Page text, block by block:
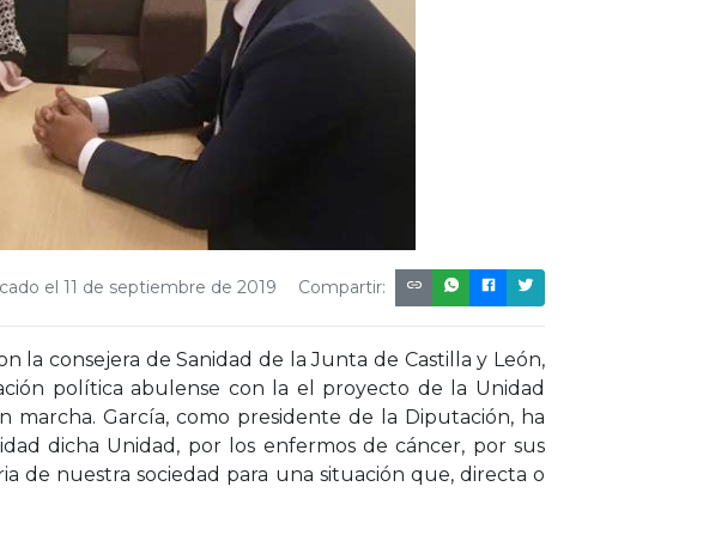
Compartir:
el 11 de septiembre de 2019
la consejera de Sanidad de la Junta de Castilla y León,
política abulense con la el proyecto de la Unidad
marcha. García, como presidente de la Diputación, ha
dicha Unidad, por los enfermos de cáncer, por sus
de nuestra sociedad para una situación que, directa o